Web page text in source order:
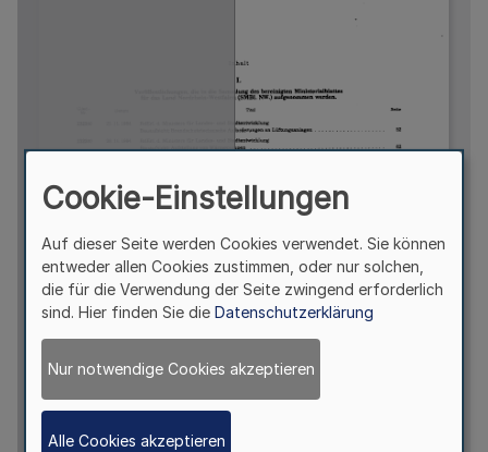
Cookie-Einstellungen
Auf dieser Seite werden Cookies verwendet. Sie können
entweder allen Cookies zustimmen, oder nur solchen,
die für die Verwendung der Seite zwingend erforderlich
sind. Hier finden Sie die Datenschutzerklärung
Nur notwendige Cookies akzeptieren
Alle Cookies akzeptieren